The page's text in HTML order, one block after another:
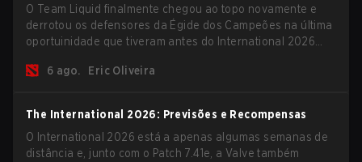
O Team Liquid finalmente chegou ao topo novamente e
derrotou os defensores da Égide dos Campeões na última
oportuinidade que tiveram antes do International 2026
uma chance de glória eterna.
6 ago. Eric Oliveira
The International 2026: Previsões e Recompensas
O International 2026 está a apenas algumas semanas de
distância e, junto com o Patch 7.41e, a Valve também